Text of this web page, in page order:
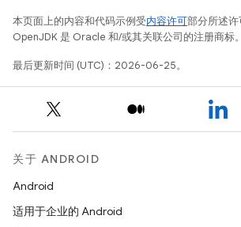
本页面上的内容和代码示例受内容许可部分所述
OpenJDK 是 Oracle 和/或其关联公司的注册商标。
最后更新时间 (UTC)：2026-06-25。
关于 ANDROID
Android
适用于企业的 Android